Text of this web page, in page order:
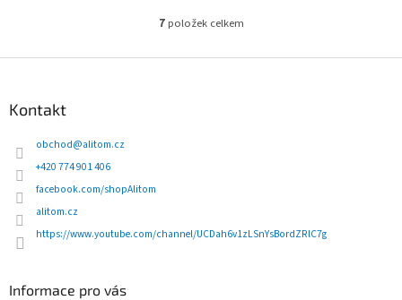
O
l
y
7položek celkem
Kontakt
obchod@alitom.cz
+420 774 901 406
facebook.com/shopAlitom
alitom.cz
https://www.youtube.com/channel/UCDah6v1zLSnYsBordZRlC7g
Informace pro vás